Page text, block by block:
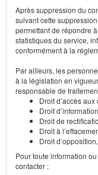
Après suppression du
suivant cette
permettant de répondre
statistiques du service,
conformément à la
Par ailleurs, les
à la législation en
responsable de
Droit d’accès
Droit
Droit de
Droit à
Droit
Pour toute information
contacter :